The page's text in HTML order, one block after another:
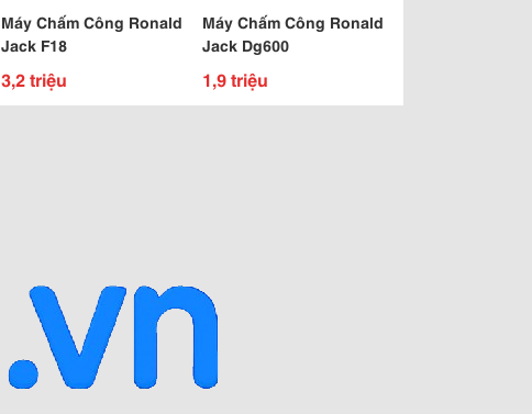
Máy Chấm Công Ronald
Jack F18
3,2 triệu
Máy Chấm Công Ronald
Jack Dg600
1,9 triệu